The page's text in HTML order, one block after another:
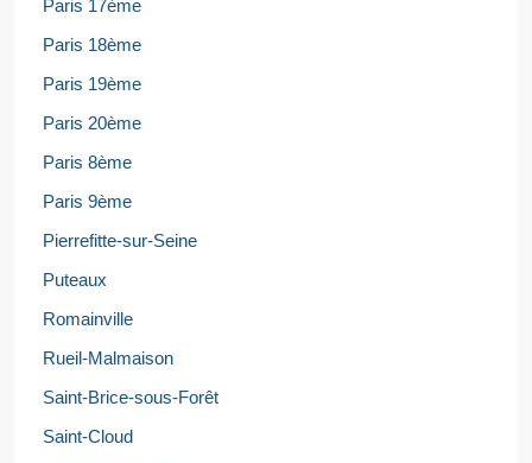
Paris 17ème
Paris 18ème
Paris 19ème
Paris 20ème
Paris 8ème
Paris 9ème
Pierrefitte-sur-Seine
Puteaux
Romainville
Rueil-Malmaison
Saint-Brice-sous-Forêt
Saint-Cloud